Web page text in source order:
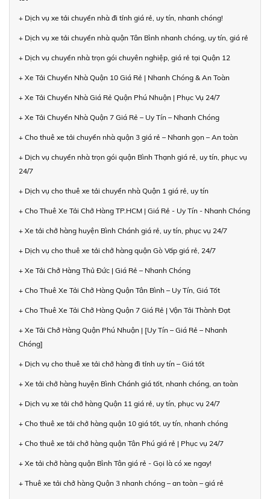
+ Dịch vụ xe tải chuyển nhà đi tỉnh giá rẻ, uy tín, nhanh chóng!
+ Dịch vụ xe tải chuyển nhà quận Tân Bình nhanh chóng, uy tín, giá rẻ
+ Dịch vụ chuyển nhà trọn gói chuyên nghiệp, giá rẻ tại Quận 12
+ Xe Tải Chuyển Nhà Quận 10 Giá Rẻ | Nhanh Chóng & An Toàn
+ Xe Tải Chuyển Nhà Giá Rẻ Quận Phú Nhuận | Phục Vụ 24/7
+ Xe Tải Chuyển Nhà Quận 7 Giá Rẻ – Uy Tín – Nhanh Chóng
+ Cho thuê xe tải chuyển nhà quận 3 giá rẻ – Nhanh gọn – An toàn
+ Dịch vụ chuyển nhà trọn gói quận Bình Thạnh giá rẻ, uy tín, phục vụ
24/7
+ Dịch vụ cho thuê xe tải chuyển nhà Quận 1 giá rẻ, uy tín
+ Cho Thuê Xe Tải Chở Hàng TP.HCM | Giá Rẻ - Uy Tín - Nhanh Chóng
+ Xe tải chở hàng huyện Bình Chánh giá rẻ, uy tín, phục vụ 24/7
+ Dịch vụ cho thuê xe tải chở hàng quận Gò Vấp giá rẻ, 24/7
+ Xe Tải Chở Hàng Thủ Đức | Giá Rẻ – Nhanh Chóng
+ Cho Thuê Xe Tải Chở Hàng Quận Tân Bình – Uy Tín, Giá Tốt
+ Cho Thuê Xe Tải Chở Hàng Quận 7 Giá Rẻ | Vận Tải Thành Đạt
+ Xe Tải Chở Hàng Quận Phú Nhuận | [Uy Tín – Giá Rẻ – Nhanh
Chóng]
+ Dịch vụ cho thuê xe tải chở hàng đi tỉnh uy tín – Giá tốt
+ Xe tải chở hàng huyện Bình Chánh giá tốt, nhanh chóng, an toàn
+ Dịch vụ xe tải chở hàng Quận 11 giá rẻ, uy tín, phục vụ 24/7
+ Cho thuê xe tải chở hàng quận 10 giá tốt, uy tín, nhanh chóng
+ Cho thuê xe tải chở hàng quận Tân Phú giá rẻ | Phục vụ 24/7
+ Xe tải chở hàng quận Bình Tân giá rẻ - Gọi là có xe ngay!
+ Thuê xe tải chở hàng Quận 3 nhanh chóng – an toàn – giá rẻ